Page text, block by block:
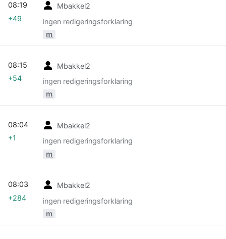
Mbakkel2
ingen redigeringsforklaring
m
08:19
+49
Mbakkel2
ingen redigeringsforklaring
m
08:15
+54
Mbakkel2
ingen redigeringsforklaring
m
08:04
+1
Mbakkel2
ingen redigeringsforklaring
m
08:03
+284